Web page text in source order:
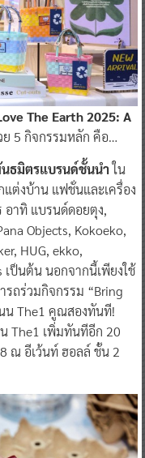
The Earth 2025: A
5 กิจกรรมหลัก คือ…
ธมิตรแบรนด์ชั้นนำใน
ต่งบ้าน แฟชั่นและเครื่อง
อาทิ แบรนด์ดอยตุง,
Objects, Kokoeko,
HUG, ekko,
เป็นต้น นอกจากนี้เพียงใช้
ถร่วมกิจกรรม “Bring
นน The1 คูณสองทันที!
The1 เพิ่มทันทีอีก 20
ณ อีเว้นท์ ฮอลล์ ชั้น 2